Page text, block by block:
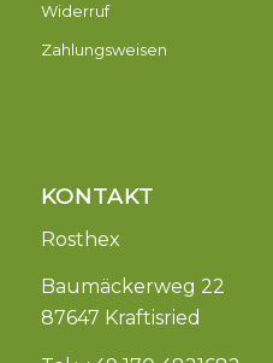
Widerruf
Zahlungsweisen
KONTAKT
Rosthex
Baumäckerweg 22
87647 Kraftisried